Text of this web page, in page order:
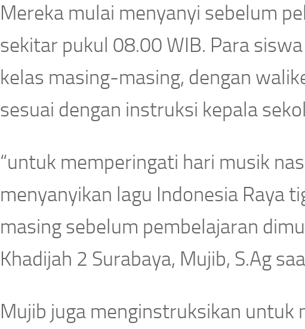
Mereka mulai menyanyi sebelum
sekitar pukul 08.00 WIB. Para
kelas masing-masing, dengan
sesuai dengan instruksi kepala
“untuk memperingati hari musik
menyanyikan lagu Indonesia Raya
masing sebelum pembelajaran
Khadijah 2 Surabaya, Mujib, S.Ag
Mujib juga menginstruksikan untuk